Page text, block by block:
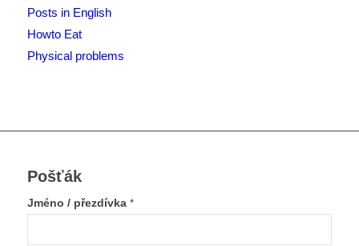
Posts in English
Howto Eat
Physical problems
Pošťák
Jméno / přezdívka *